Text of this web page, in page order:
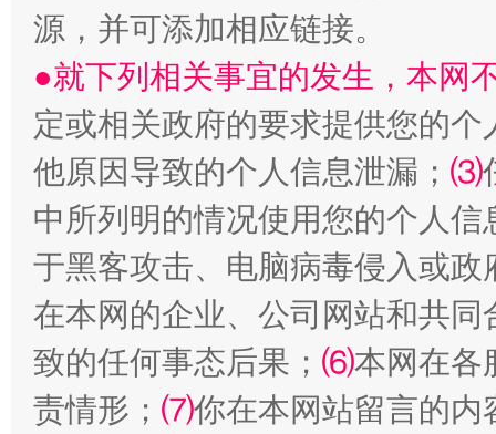
全民健身五年计划来了！等你上场
阿坝州三大球赛在茂县开幕 规模
源，并可添加相应链接。
●就下列相关事宜的发生，本网
定或相关政府的要求提供您的个
他原因导致的个人信息泄漏； ⑶
中所列明的情况使用您的个人
于黑客攻击、电脑病毒侵入或
在本网的企业、公司网站和共
致的任何事态后果； ⑹本网在各
责情形； ⑺你在本网站留言的内